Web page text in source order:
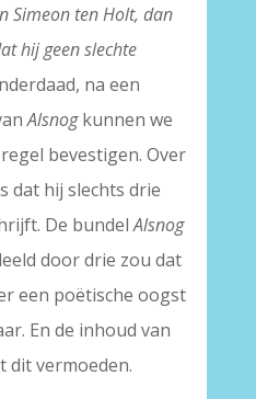
Simeon ten Holt, dan
hij geen slechte
na een
Alsnogkunnen we
bevestigen. Over
dat hij slechts drie
De bundelAlsnog
door drie zou dat
een poëtische oogst
En de inhoud van
dit vermoeden.